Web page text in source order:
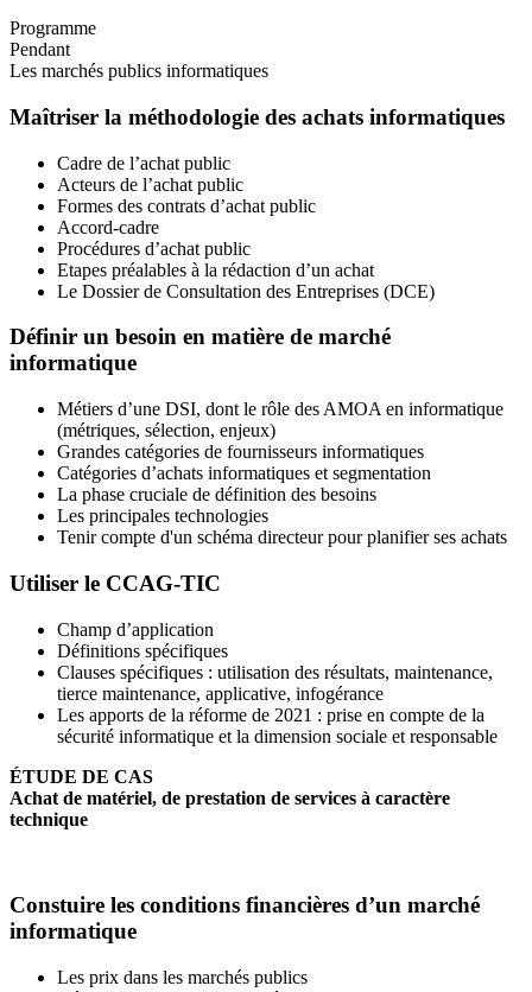
Programme
Pendant
Les marchés publics informatiques
Maîtriser la méthodologie des achats informatiques
Cadre de l’achat public
Acteurs de l’achat public
Formes des contrats d’achat public
Accord-cadre
Procédures d’achat public
Etapes préalables à la rédaction d’un achat
Le Dossier de Consultation des Entreprises (DCE)
Définir un besoin en matière de marché
informatique
Métiers d’une DSI, dont le rôle des AMOA en informatique
(métriques, sélection, enjeux)
Grandes catégories de fournisseurs informatiques
Catégories d’achats informatiques et segmentation
La phase cruciale de définition des besoins
Les principales technologies
Tenir compte d'un schéma directeur pour planifier ses achats
Utiliser le CCAG-TIC
Champ d’application
Définitions spécifiques
Clauses spécifiques : utilisation des résultats, maintenance,
tierce maintenance, applicative, infogérance
Les apports de la réforme de 2021 : prise en compte de la
sécurité informatique et la dimension sociale et responsable
ÉTUDE DE CAS
Achat de matériel, de prestation de services à caractère
technique
Constuire les conditions financières d’un marché
informatique
Les prix dans les marchés publics